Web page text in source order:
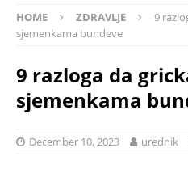
HOME ZDRAVLJE
9
sjemenkama bundeve
9 razloga da
sjemenkama
December 10, 2023 urednik